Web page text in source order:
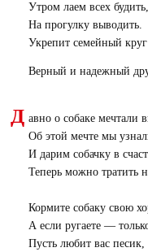
Утром лаем всех будить,
На прогулку выводить.
Укрепит семейный круг
Верный и надежный
Д авно о собаке мечтали
Об этой мечте мы
И дарим собачку в
Теперь можно тратить
Кормите собаку свою
А если ругаете —
Пусть любит вас